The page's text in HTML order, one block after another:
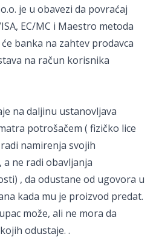
je u obavezi da povraćaj
EC/MC i Maestro metoda
banka na zahtev prodavca
na račun korisnika
na daljinu ustanovljava
potrošačem ( fizičko lice
namirenja svojih
ne radi obavljanja
, da odustane od ugovora u
kada mu je proizvod predat.
može, ali ne mora da
odustaje. .